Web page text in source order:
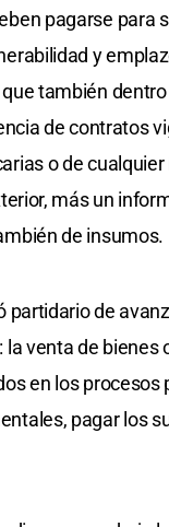
pagarse para
y
también
de contratos
o de
más un
de insumos.
partidario de
la venta de bienes
en los procesos
pagar los